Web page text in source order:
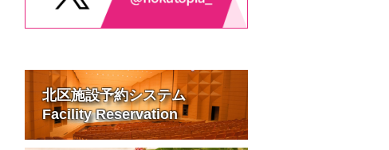
北区施設予約システム
Facility Reservation